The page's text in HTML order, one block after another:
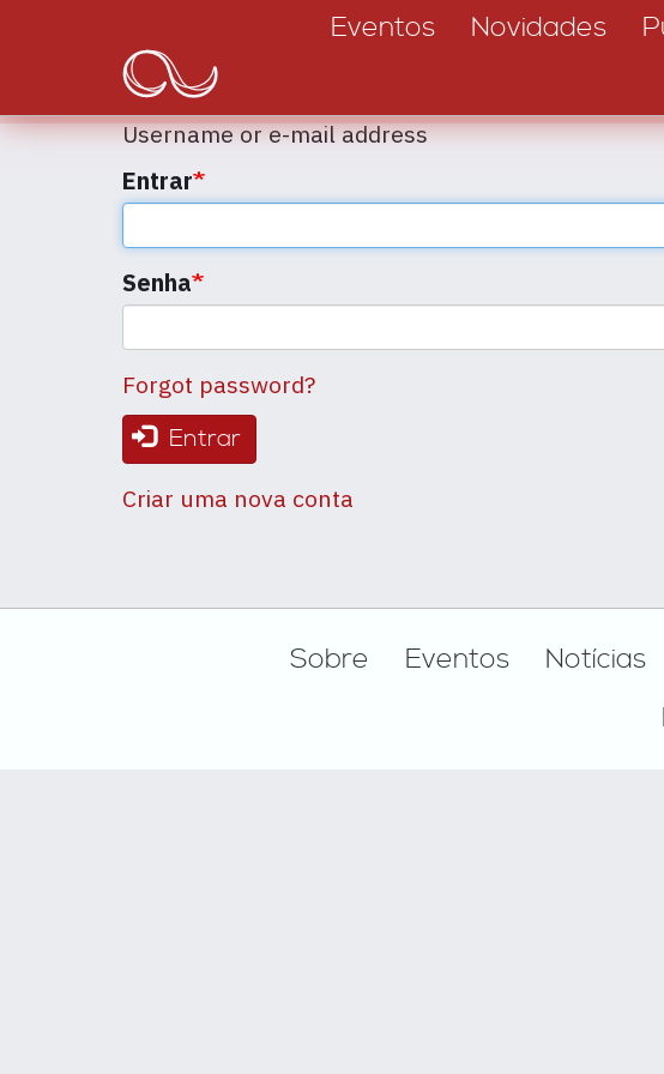
conteúdo
navigation
Eventos Novidades
Username or e-mail address
Entrar
Senha
Forgot password?
Entrar
Criar uma nova conta
Sobre Eventos Notícias